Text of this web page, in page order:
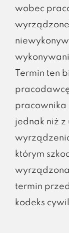
wobec
Termin ten
pracownika
jednak niż z
którym
termin
kodeks